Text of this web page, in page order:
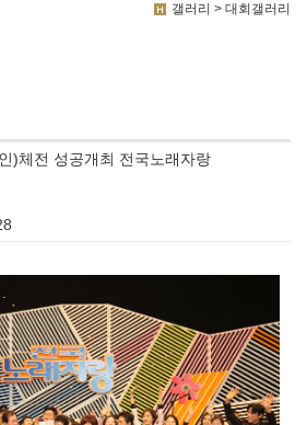
갤러리 > 대회갤러리
)체전 성공개최 전국노래자랑